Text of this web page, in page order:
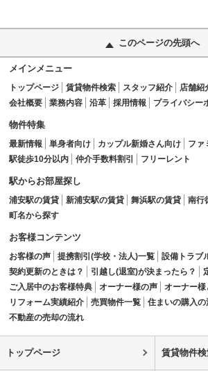
このページの先頭へ
メインメニュー
トップページ 賃貸物件検索 スタッフ紹介 店舗紹
会社概要
業務内容 沿革 採用情報 プライバシー
物件特集
最新情報 単身者向け カップル新婚さん向け ファ
駅徒歩10分以内
仲介手数料割引 フリーレント
駅からお部屋探し
浦安駅の賃貸 新浦安駅の賃貸 舞浜駅の賃貸
南行
町名から探す
お客様コンテンツ
お客様の声 提携割引(学校・法人)一覧
設備トラブ
契約更新のときは？
引越し(退室)が決まったら？
ご入居中のお客様特典
オーナー様の声
オーナー
リフォーム実績紹介
売買物件一覧
住まいの購入の
不動産の売却の流れ
トップページ 賃貸物件